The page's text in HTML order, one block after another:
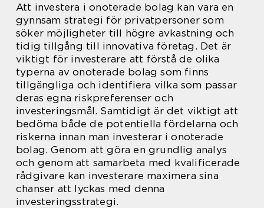
Att investera i onoterade bolag kan vara en
gynnsam strategi för privatpersoner som
söker möjligheter till högre avkastning och
tidig tillgång till innovativa företag. Det är
viktigt för investerare att förstå de olika
typerna av onoterade bolag som finns
tillgängliga och identifiera vilka som passar
deras egna riskpreferenser och
investeringsmål. Samtidigt är det viktigt att
bedöma både de potentiella fördelarna och
riskerna innan man investerar i onoterade
bolag. Genom att göra en grundlig analys
och genom att samarbeta med kvalificerade
rådgivare kan investerare maximera sina
chanser att lyckas med denna
investeringsstrategi.